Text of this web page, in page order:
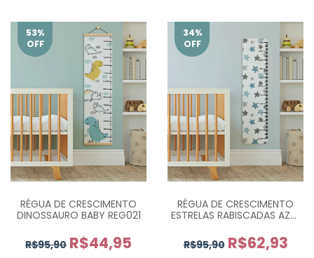
53%
OFF
RÉGUA DE CRESCIMENTO
DINOSSAURO BABY REG021
R$95,90 R$44,95
34%
OFF
RÉGUA DE CRESCIMENTO
ESTRELAS RABISCADAS AZUL
R$95,90 R$62,93